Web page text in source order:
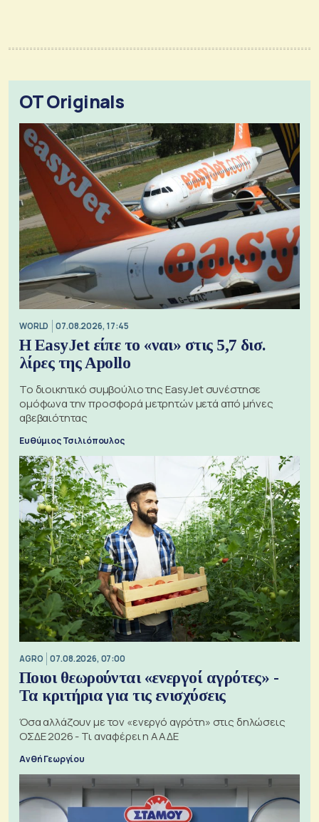
OT Originals
WORLD 07.08.2026, 17:45
Η EasyJet είπε το «ναι» στις 5,7 δισ.
λίρες της Apollo
Το διοικητικό συμβούλιο της EasyJet συνέστησε
ομόφωνα την προσφορά μετρητών μετά από μήνες
αβεβαιότητας
Ευθύμιος Τσιλιόπουλος
AGRO 07.08.2026, 07:00
Ποιοι θεωρούνται «ενεργοί αγρότες» -
Τα κριτήρια για τις ενισχύσεις
Όσα αλλάζουν με τον «ενεργό αγρότη» στις δηλώσεις
ΟΣΔΕ 2026 - Τι αναφέρει η ΑΑΔΕ
Ανθή Γεωργίου